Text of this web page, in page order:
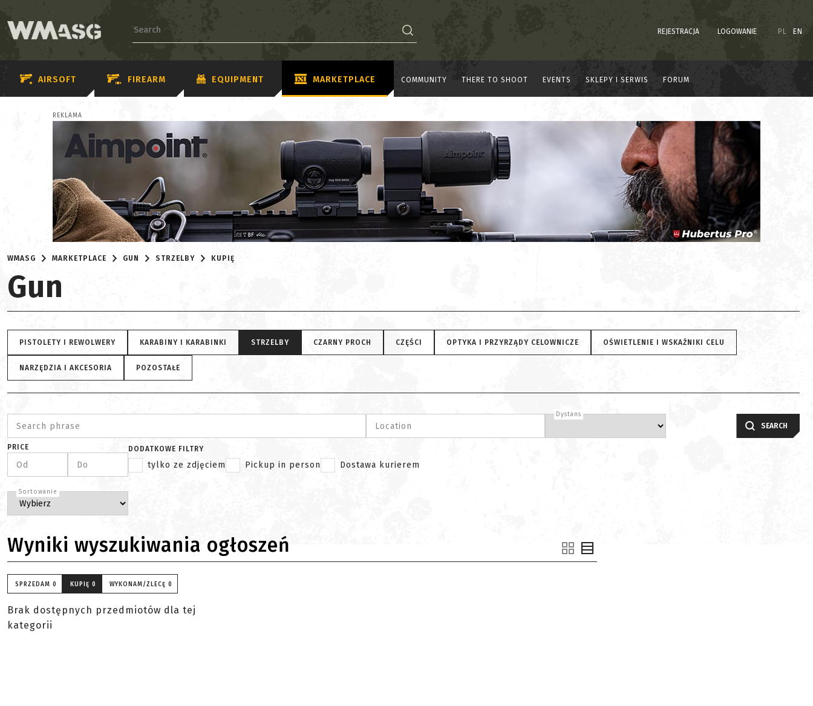
REJESTRACJA LOGOWANIE PL EN
AIRSOFT FIREARM EQUIPMENT MARKETPLACE COMMUNITY THERE TO SHOOT EVENTS SKLEPY I SERWIS FORUM
REKLAMA
WMASG MARKETPLACE GUN STRZELBY KUPIĘ
Gun
PISTOLETY I REWOLWERY KARABINY I KARABINKI STRZELBY CZARNY PROCH CZĘŚCI OPTYKA I PRZYRZĄDY CELOWNICZE OŚWIETLENIE I WSKAŹNIKI CELU
NARZĘDZIA I AKCESORIA POZOSTAŁE
Search phrase Location
Dystans
PRICE
Od Do
Sortowanie
DODATKOWE FILTRY
tylko ze zdjęciem Pickup in person Dostawa kurierem
SEARCH
Wyniki wyszukiwania ogłoszeń
SPRZEDAM 0 KUPIĘ 0 WYKONAM/ZLECĘ 0
Brak dostępnych przedmiotów dla tej
kategorii